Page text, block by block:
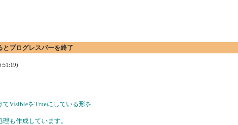
とプログレスバーを終了
VisibleをTrueにしている形を
も作成しています。